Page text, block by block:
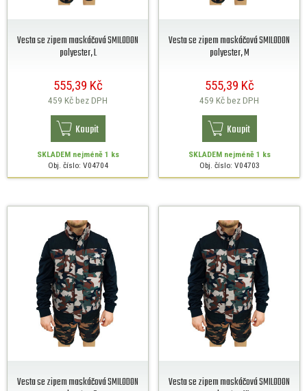
Vesta se zipem maskáčová SMILODON
polyester, L
555,39 Kč
459 Kčbez DPH
Koupit
SKLADEMnejméně 1 ks
Obj. číslo: V04704
Vesta se zipem maskáčová SMILODON
polyester, M
555,39 Kč
459 Kčbez DPH
Koupit
SKLADEMnejméně 1 ks
Obj. číslo: V04703
Vesta se zipem maskáčová SMILODON
Vesta se zipem maskáčová SMILODON